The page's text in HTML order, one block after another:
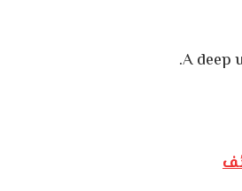
A deep